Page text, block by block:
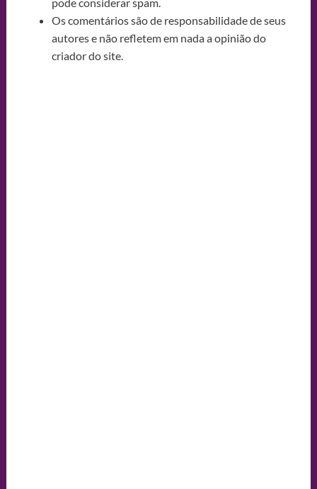
Os comentários são de responsabilidade de seus
autores e não refletem em nada a opinião do
criador do site.